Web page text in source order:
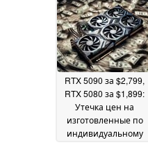
25 January 2025
RTX 5090 за $2,799,
RTX 5080 за $1,899:
Утечка цен на
изготовленные по
индивидуальному